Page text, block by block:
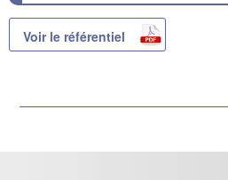
Voir le référentiel